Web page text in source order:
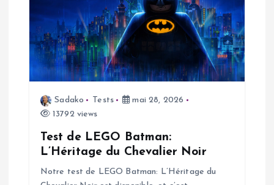
o
Sadako Tests
mai 28, 2026
13792 views
Test de LEGO Batman:
L’Héritage du Chevalier Noir
Notre test de LEGO Batman: L’Héritage du